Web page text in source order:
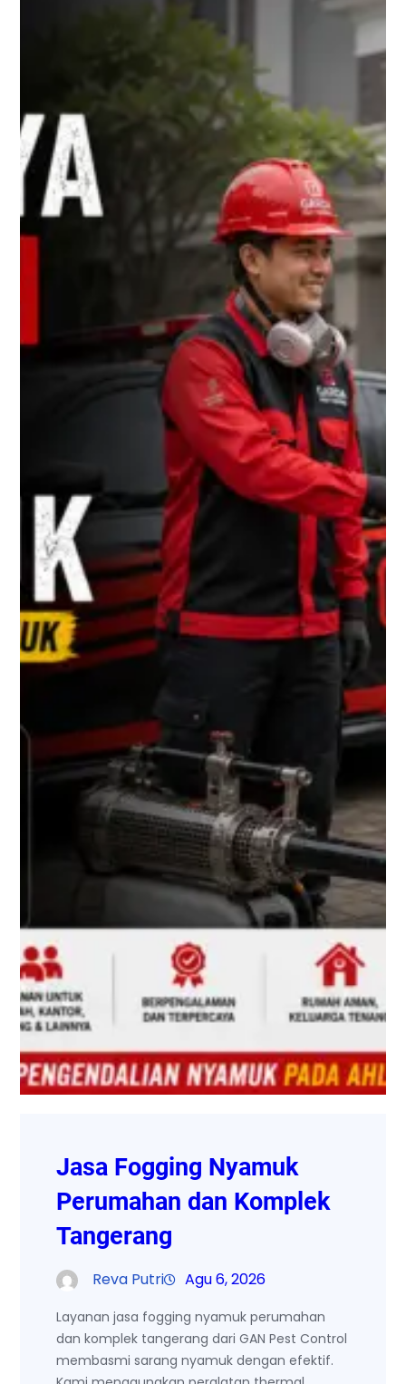
Jasa Fogging Nyamuk
Perumahan dan Komplek
Tangerang
Reva Putri Agu 6, 2026
Layanan jasa fogging nyamuk perumahan
dan komplek tangerang dari GAN Pest Control
membasmi sarang nyamuk dengan efektif.